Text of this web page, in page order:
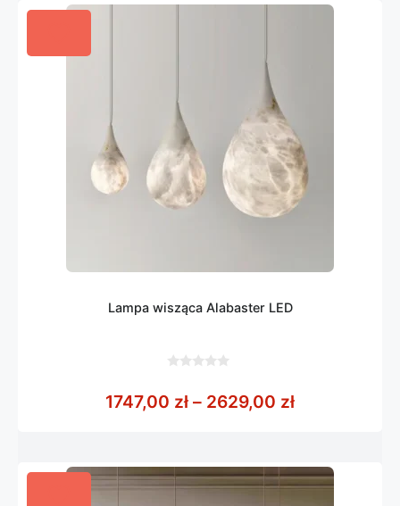
Lampa wisząca Alabaster LED
5
1747,00 zł – 2629,00 złZakres cen: